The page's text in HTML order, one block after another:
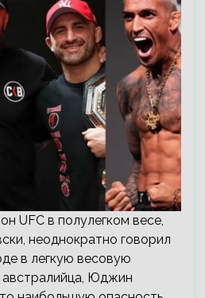
UFC в полулегком весе,
неоднократно говорил
в легкую весовую
австралийца, Юджин